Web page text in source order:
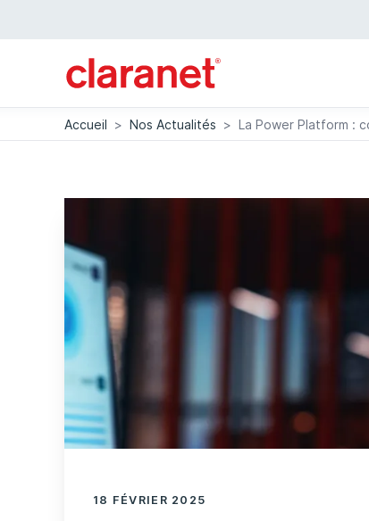
Accueil > Nos Actualités > La Power Platform :
18 FÉVRIER 2025